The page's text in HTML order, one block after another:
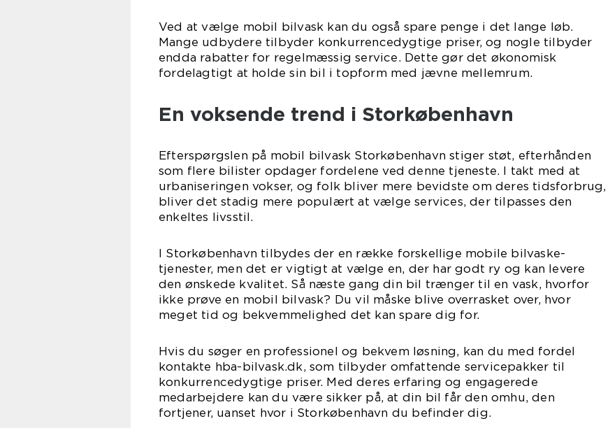
Ved at vælge mobil bilvask kan du også spare penge i det lange løb.
Mange udbydere tilbyder konkurrencedygtige priser, og nogle tilbyder
endda rabatter for regelmæssig service. Dette gør det økonomisk
fordelagtigt at holde sin bil i topform med jævne mellemrum.
En voksende trend i Storkøbenhavn
Efterspørgslen på mobil bilvask Storkøbenhavn stiger støt, efterhånden
som flere bilister opdager fordelene ved denne tjeneste. I takt med at
urbaniseringen vokser, og folk bliver mere bevidste om deres tidsforbrug,
bliver det stadig mere populært at vælge services, der tilpasses den
enkeltes livsstil.
I Storkøbenhavn tilbydes der en række forskellige mobile bilvaske-
tjenester, men det er vigtigt at vælge en, der har godt ry og kan levere
den ønskede kvalitet. Så næste gang din bil trænger til en vask, hvorfor
ikke prøve en mobil bilvask? Du vil måske blive overrasket over, hvor
meget tid og bekvemmelighed det kan spare dig for.
Hvis du søger en professionel og bekvem løsning, kan du med fordel
kontakte hba-bilvask.dk, som tilbyder omfattende servicepakker til
konkurrencedygtige priser. Med deres erfaring og engagerede
medarbejdere kan du være sikker på, at din bil får den omhu, den
fortjener, uanset hvor i Storkøbenhavn du befinder dig.